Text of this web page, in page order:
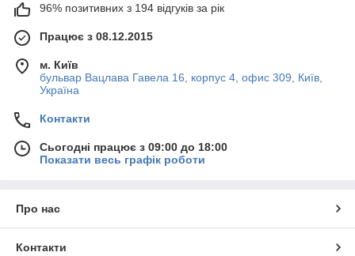
96% позитивних з 194 відгуків за рік
Працює з 08.12.2015
м. Київ
бульвар Вацлава Гавела 16, корпус 4, офис 309, Київ,
Україна
Контакти
Сьогодні працює з 09:00 до 18:00
Показати весь графік роботи
Про нас
Контакти